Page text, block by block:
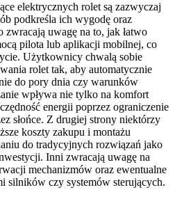
elektrycznych rolet są zazwyczaj
podkreśla ich wygodę oraz
uwagę na to, jak łatwo
pilota lub aplikacji mobilnej, co
Użytkownicy chwalą sobie
rolet tak, aby automatycznie
do pory dnia czy warunków
wpływa nie tylko na komfort
energii poprzez ograniczenie
słońce. Z drugiej strony niektórzy
koszty zakupu i montażu
do tradycyjnych rozwiązań jako
Inni zwracają uwagę na
mechanizmów oraz ewentualne
silników czy systemów sterujących.